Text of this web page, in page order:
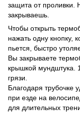
защита от
закрываешь.
Чтобы открыть
нажать одну кнопку,
пьется, быстро
Вы закрываете
крышкой мундштука.
грязи.
Благодаря трубочке
при езде на
для длительных